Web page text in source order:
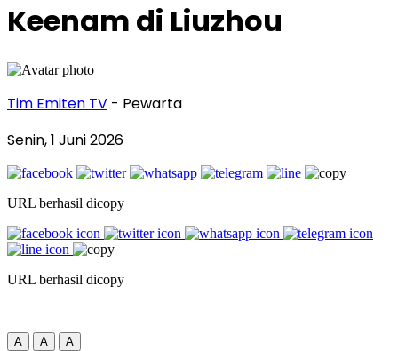
Keenam di Liuzhou
Tim Emiten TV - Pewarta
Senin, 1 Juni 2026
URL berhasil dicopy
URL berhasil dicopy
A A A